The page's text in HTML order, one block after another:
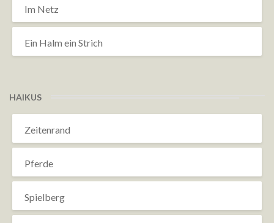
Im Netz
Ein Halm ein Strich
HAIKUS
Zeitenrand
Pferde
Spielberg